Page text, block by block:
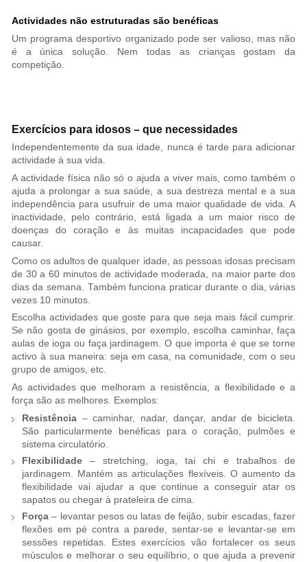
Actividades não estruturadas são benéficas
Um programa desportivo organizado pode ser valioso, mas não
é a única solução. Nem todas as crianças gostam da
competição.
Exercícios para idosos – que necessidades
Independentemente da sua idade, nunca é tarde para adicionar
actividade à sua vida.
A actividade física não só o ajuda a viver mais, como também o
ajuda a prolongar a sua saúde, a sua destreza mental e a sua
independência para usufruir de uma maior qualidade de vida. A
inactividade, pelo contrário, está ligada a um maior risco de
doenças do coração e às muitas incapacidades que pode
causar.
Como os adultos de qualquer idade, as pessoas idosas precisam
de 30 a 60 minutos de actividade moderada, na maior parte dos
dias da semana. Também funciona praticar durante o dia, várias
vezes 10 minutos.
Escolha actividades que goste para que seja mais fácil cumprir.
Se não gosta de ginásios, por exemplo, escolha caminhar, faça
aulas de ioga ou faça jardinagem. O que importa é que se torne
activo à sua maneira: seja em casa, na comunidade, com o seu
grupo de amigos, etc.
As actividades que melhoram a resistência, a flexibilidade e a
força são as melhores. Exemplos:
Resistência– caminhar, nadar, dançar, andar de bicicleta.
São particularmente benéficas para o coração, pulmões e
sistema circulatório.
Flexibilidade– stretching, ioga, tai chi e trabalhos de
jardinagem. Mantém as articulações flexíveis. O aumento da
flexibilidade vai ajudar a que continue a conseguir atar os
sapatos ou chegar à prateleira de cima.
Força– levantar pesos ou latas de feijão, subir escadas, fazer
flexões em pé contra a parede, sentar-se e levantar-se em
sessões repetidas. Estes exercícios vão fortalecer os seus
músculos e melhorar o seu equilíbrio, o que ajuda a prevenir